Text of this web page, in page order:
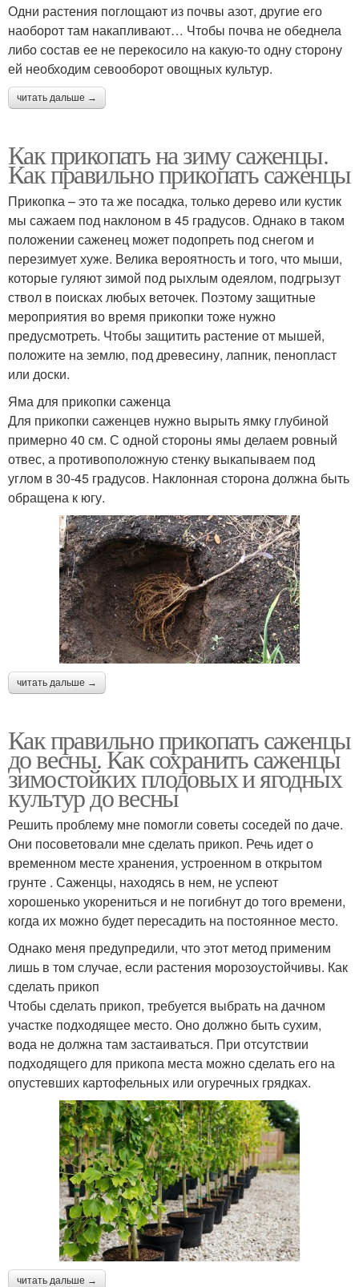
Одни растения поглощают из почвы азот, другие его
наоборот там накапливают… Чтобы почва не обеднела
либо состав ее не перекосило на какую-то одну сторону
ей необходим севооборот овощных культур.
читать дальше →
Как прикопать на зиму саженцы.
Как правильно прикопать саженцы
Прикопка – это та же посадка, только дерево или кустик
мы сажаем под наклоном в 45 градусов. Однако в таком
положении саженец может подопреть под снегом и
перезимует хуже. Велика вероятность и того, что мыши,
которые гуляют зимой под рыхлым одеялом, подгрызут
ствол в поисках любых веточек. Поэтому защитные
мероприятия во время прикопки тоже нужно
предусмотреть. Чтобы защитить растение от мышей,
положите на землю, под древесину, лапник, пенопласт
или доски.
Яма для прикопки саженца
Для прикопки саженцев нужно вырыть ямку глубиной
примерно 40 см. С одной стороны ямы делаем ровный
отвес, а противоположную стенку выкапываем под
углом в 30-45 градусов. Наклонная сторона должна быть
обращена к югу.
читать дальше →
Как правильно прикопать саженцы
до весны. Как сохранить саженцы
зимостойких плодовых и ягодных
культур до весны
Решить проблему мне помогли советы соседей по даче.
Они посоветовали мне сделать прикоп. Речь идет о
временном месте хранения, устроенном в открытом
грунте . Саженцы, находясь в нем, не успеют
хорошенько укорениться и не погибнут до того времени,
когда их можно будет пересадить на постоянное место.
Однако меня предупредили, что этот метод применим
лишь в том случае, если растения морозоустойчивы. Как
сделать прикоп
Чтобы сделать прикоп, требуется выбрать на дачном
участке подходящее место. Оно должно быть сухим,
вода не должна там застаиваться. При отсутствии
подходящего для прикопа места можно сделать его на
опустевших картофельных или огуречных грядках.
читать дальше →